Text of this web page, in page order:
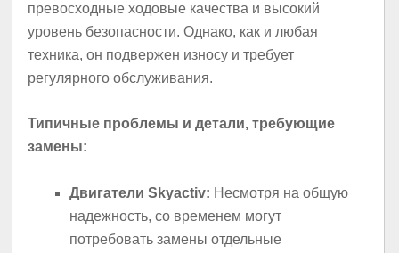
превосходные ходовые качества и высокий
уровень безопасности. Однако, как и любая
техника, он подвержен износу и требует
регулярного обслуживания.
Типичные проблемы и детали, требующие
замены:
Двигатели Skyactiv: Несмотря на общую
надежность, со временем могут
потребовать замены отдельные